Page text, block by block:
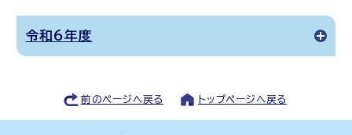
令和6年度
前のページへ戻る トップページへ戻る